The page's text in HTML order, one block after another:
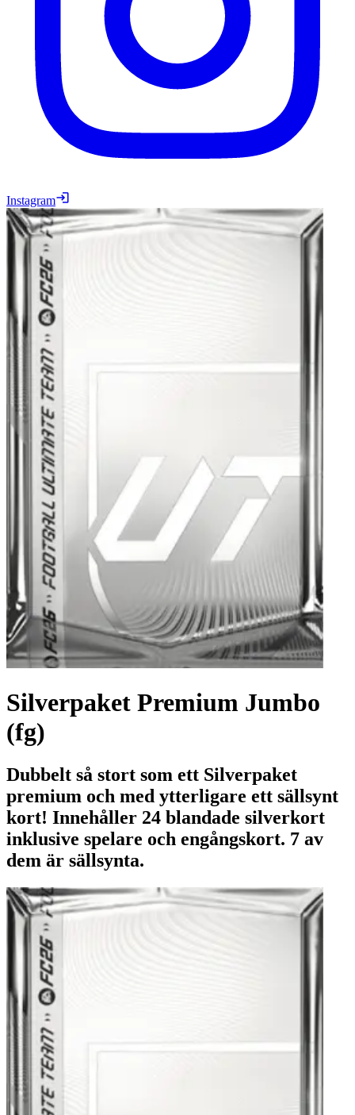
Instagram
Silverpaket Premium Jumbo
(fg)
Dubbelt så stort som ett Silverpaket
premium och med ytterligare ett sällsynt
kort! Innehåller 24 blandade silverkort
inklusive spelare och engångskort. 7 av
dem är sällsynta.